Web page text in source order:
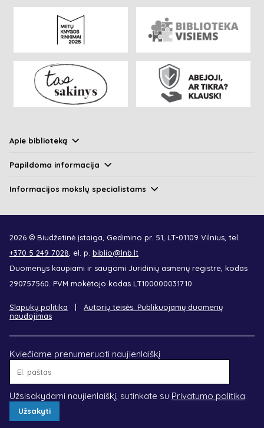
Apie biblioteką
Papildoma informacija
Informacijos mokslų specialistams
2026 © Biudžetinė įstaiga, Gedimino pr. 51, LT-01109 Vilnius, tel.
+370 5 249 7028 , el. p. biblio@lnb.lt
Duomenys kaupiami ir saugomi Juridinių asmenų registre, kodas
290757560. PVM mokėtojo kodas LT100000031710
Slapukų politika
Autorių teisės. Publikuojamų duomenų
naudojimas
Kviečiame prenumeruoti naujienlaiškį
Užsisakydami naujienlaiškį, sutinkate su Privatumo politika.